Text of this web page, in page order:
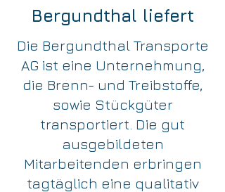
Bergundthal liefert
Die Bergundthal Transporte
AG ist eine Unternehmung,
die Brenn- und Treibstoffe,
sowie Stückgüter
transportiert. Die gut
ausgebildeten
Mitarbeitenden erbringen
tagtäglich eine qualitativ